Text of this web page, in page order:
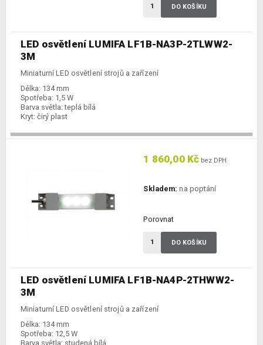
LED osvětlení LUMIFA LF1B-NA3P-2TLWW2-
3M
Miniaturní LED osvětlení strojů a zařízení
Délka: 134 mm
Spotřeba: 1,5 W
Barva světla: teplá bílá
Kryt: čirý plast
DO KOŠÍKU
LED osvětlení LUMIFA LF1B-NA4P-2THWW2-
3M
Miniaturní LED osvětlení strojů a zařízení
Délka: 134 mm
Spotřeba: 12,5 W
Barva světla: studená bílá
1 860,00 Kč bez DPH
Skladem: na poptání
Porovnat
DO KOŠÍKU